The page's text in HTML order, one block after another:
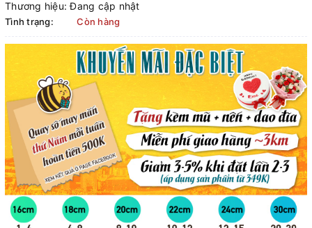
Thương hiệu: Đang cập nhật
Tình trạng: Còn hàng